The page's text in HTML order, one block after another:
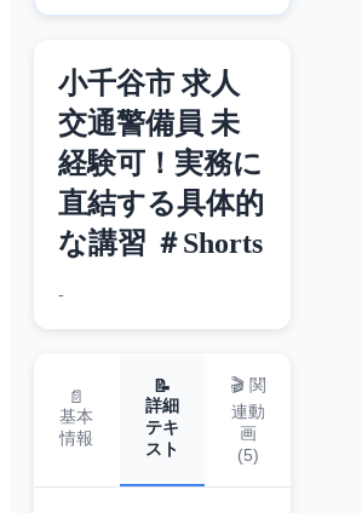
小千谷市 求人
交通警備員 未
経験可！実務に
直結する具体的
な講習 ＃Shorts
-
📄
基本
情報
📝
詳細
テキ
スト
🎬 関
連動
画
(5)